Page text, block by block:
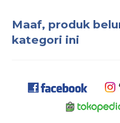
Maaf, produk
kategori ini